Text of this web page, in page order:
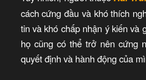
cách cứng đầu và khó thích
tin và khó chấp nhận ý kiến
họ cũng có thể trở nên cứng
quyết định và hành động của